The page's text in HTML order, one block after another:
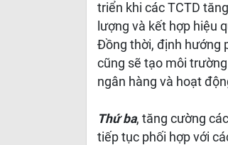
triển khi các TCTD
lượng và kết hợp hiệu
Đồng thời, định hướng
cũng sẽ tạo môi
ngân hàng và hoạt
Thứ ba, tăng cường
tiếp tục phối hợp với